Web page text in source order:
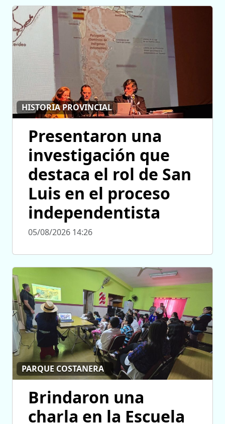
HISTORIA PROVINCIAL
Presentaron una
investigación que
destaca el rol de San
Luis en el proceso
independentista
05/08/2026 14:26
PARQUE COSTANERA
Brindaron una
charla en la Escuela